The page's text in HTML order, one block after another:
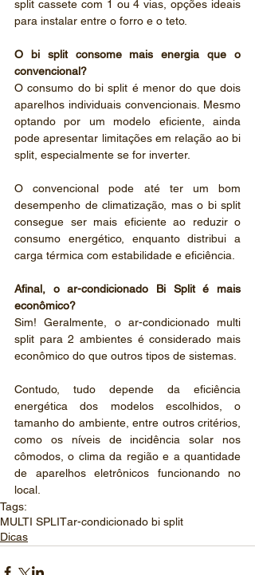
split cassete com 1 ou 4 vias, opções ideais
para instalar entre o forro e o teto.
O bi split consome mais energia que o
convencional?
O consumo do bi split é menor do que dois
aparelhos individuais convencionais. Mesmo
optando por um modelo eficiente, ainda
pode apresentar limitações em relação ao bi
split, especialmente se for inverter.
O convencional pode até ter um bom
desempenho de climatização, mas o bi split
consegue ser mais eficiente ao reduzir o
consumo energético, enquanto distribui a
carga térmica com estabilidade e eficiência.
Afinal, o ar-condicionado Bi Split é mais
econômico?
Sim! Geralmente, o ar-condicionado multi
split para 2 ambientes é considerado mais
econômico do que outros tipos de sistemas.
Contudo, tudo depende da eficiência
energética dos modelos escolhidos, o
tamanho do ambiente, entre outros critérios,
como os níveis de incidência solar nos
cômodos, o clima da região e a quantidade
de aparelhos eletrônicos funcionando no
local.
Tags:
MULTI SPLITar-condicionado bi split
Dicas